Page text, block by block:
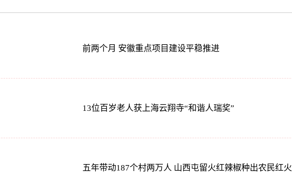
前两个月 安徽重点项目建设平稳推进
13位百岁老人获上海云翔寺“和谐人瑞奖”
五年带动187个村两万人 山西屯留火红辣椒种出农民红